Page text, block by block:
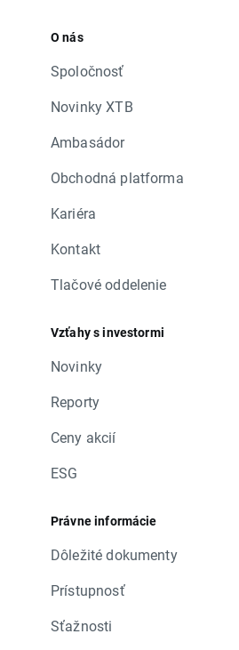
O nás
Spoločnosť
Novinky XTB
Ambasádor
Obchodná platforma
Kariéra
Kontakt
Tlačové oddelenie
Vzťahy s investormi
Novinky
Reporty
Ceny akcií
ESG
Právne informácie
Dôležité dokumenty
Prístupnosť
Sťažnosti